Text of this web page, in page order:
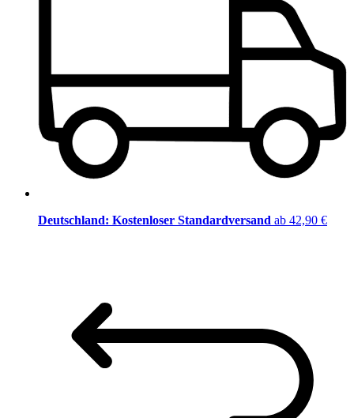
Deutschland: Kostenloser Standardversand ab 42,90 €